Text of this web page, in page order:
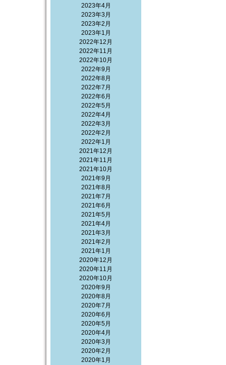
2023年4月
2023年3月
2023年2月
2023年1月
2022年12月
2022年11月
2022年10月
2022年9月
2022年8月
2022年7月
2022年6月
2022年5月
2022年4月
2022年3月
2022年2月
2022年1月
2021年12月
2021年11月
2021年10月
2021年9月
2021年8月
2021年7月
2021年6月
2021年5月
2021年4月
2021年3月
2021年2月
2021年1月
2020年12月
2020年11月
2020年10月
2020年9月
2020年8月
2020年7月
2020年6月
2020年5月
2020年4月
2020年3月
2020年2月
2020年1月